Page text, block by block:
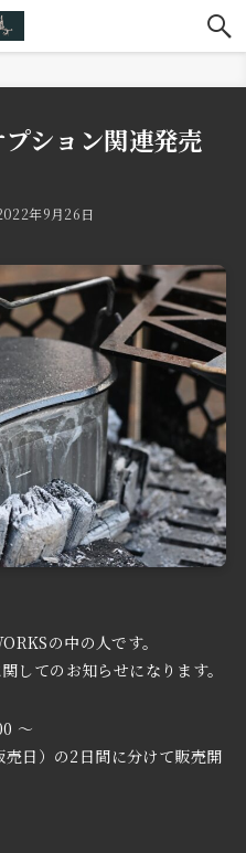
ション関連発売
年9月26日
の中の人です。
してのお知らせになります。
～
日）の2日間に分けて販売開